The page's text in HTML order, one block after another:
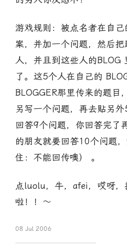
游戏规则：被点名者在自
案，并加一个问题，然后
人，并且到这些人的BLOG
了。这5个人在自己的
BLOGGER那里传来的题目
另写一个问题，再去贴另
回答9个问题，你回答完了
的朋友就要回答10个问题
住：不能回传噢） 。
点luolu，牛，afei，哎呀，
啦！！～
08 Jul 2006